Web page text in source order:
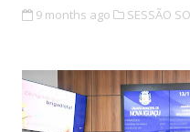
9 months ago SESSÃO